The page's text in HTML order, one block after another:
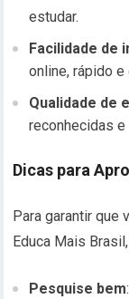
estudar.
Facilidade de
online, rápido
Qualidade de
reconhecidas
Dicas para
Para garantir que
Educa Mais
Pesquise bem